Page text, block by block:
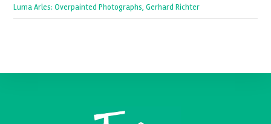
Luma Arles: Overpainted Photographs, Gerhard Richter